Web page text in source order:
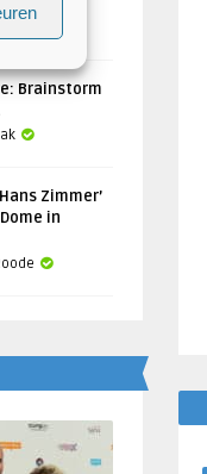
Brainstorm
Zimmer’
in